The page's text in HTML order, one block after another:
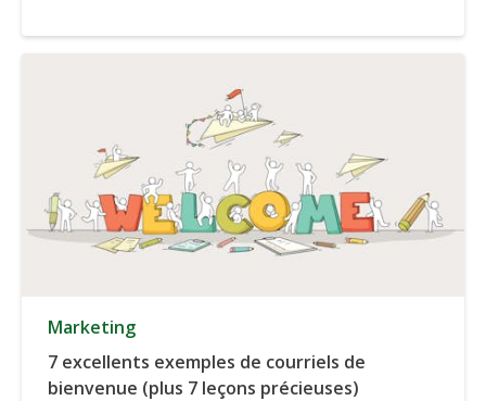
Marketing
7 excellents exemples de courriels de
bienvenue (plus 7 leçons précieuses)